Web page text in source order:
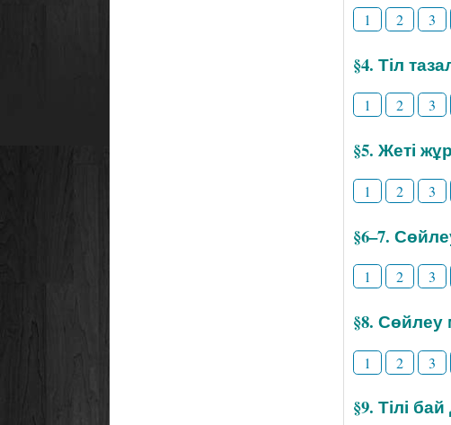
1 2 3
§4. Тіл
1 2 3
§5. Жеті
1 2 3
§6–7.
1 2 3
§8. Сөйлеу
1 2 3
§9. Тілі